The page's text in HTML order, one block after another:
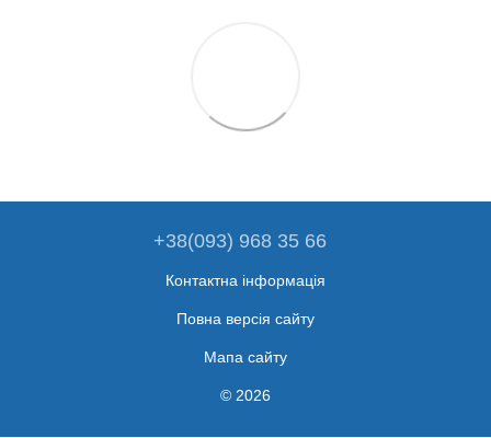
+38(093) 968 35 66
Контактна інформація
Повна версія сайту
Мапа сайту
© 2026